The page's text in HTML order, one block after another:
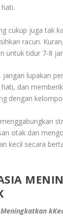
cukup juga tak
racun.
untuk tidur 7-8
jangan lupakan
hati, dan
dengan
otak dan
kecil secara